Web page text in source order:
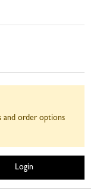
and order options
Login